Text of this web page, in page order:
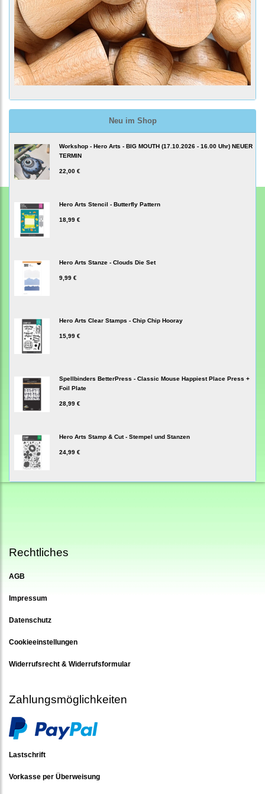
Neu im Shop
Workshop - Hero Arts - BIG MOUTH (17.10.2026 - 16.00 Uhr) NEUER
TERMIN
22,00 €
Hero Arts Stencil - Butterfly Pattern
18,99 €
Hero Arts Stanze - Clouds Die Set
9,99 €
Hero Arts Clear Stamps - Chip Chip Hooray
15,99 €
Spellbinders BetterPress - Classic Mouse Happiest Place Press +
Foil Plate
28,99 €
Hero Arts Stamp & Cut - Stempel und Stanzen
24,99 €
Rechtliches
AGB
Impressum
Datenschutz
Cookieeinstellungen
Widerrufsrecht & Widerrufsformular
Zahlungsmöglichkeiten
Lastschrift
Vorkasse per Überweisung